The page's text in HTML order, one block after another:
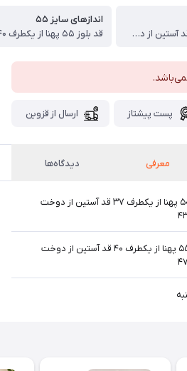
قد بلوز ۵۰ پهنا از یکطرف ۳۷ قد آستین از دوخت سرشانه ۴۳
اندازهای سایز ۵۵
پست پیشتاز ارسال از قزوین
معرفی دیدگاه‌ها
قد بلوز ۵۰ پهنا از یکطرف ۳۷ قد آستین از دوخت
قد بلوز ۵۵ پهنا از یکطرف ۴۰ قد آستین از دوخت